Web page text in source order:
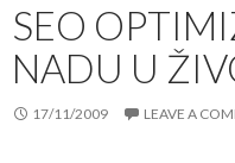
SEO
NADU U
17/11/2009 LEAVE A